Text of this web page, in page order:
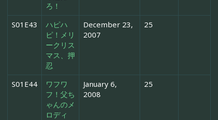
ろ！
S01E43
ハピハ
ピ！メリ
ークリス
マス、押
忍
December 23,
2007
25
S01E44
ワフワ
フ！父ち
ゃんのメ
ロディ
January 6,
2008
25